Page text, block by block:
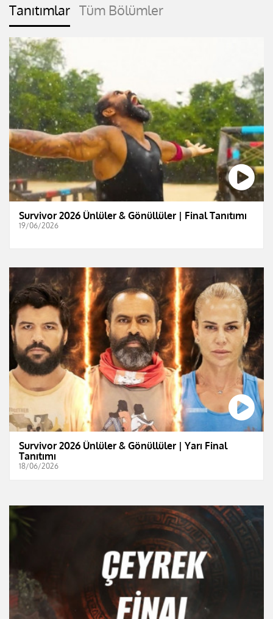
Tanıtımlar Tüm Bölümler
Survivor 2026 Ünlüler & Gönüllüler | Final Tanıtımı
19/06/2026
Survivor 2026 Ünlüler & Gönüllüler | Yarı Final
Tanıtımı
18/06/2026